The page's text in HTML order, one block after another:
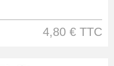
4,80 € TTC